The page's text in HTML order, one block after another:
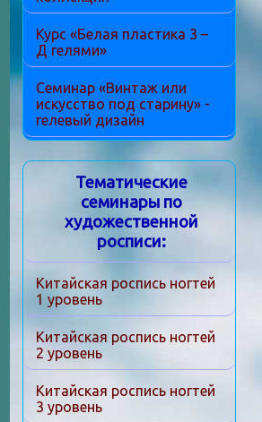
Курс «Белая пластика 3 –
Д гелями»
Семинар «Винтаж или
искусство под старину» -
гелевый дизайн
Тематические
семинары по
художественной
росписи:
Китайская роспись ногтей
1 уровень
Китайская роспись ногтей
2 уровень
Китайская роспись ногтей
3 уровень